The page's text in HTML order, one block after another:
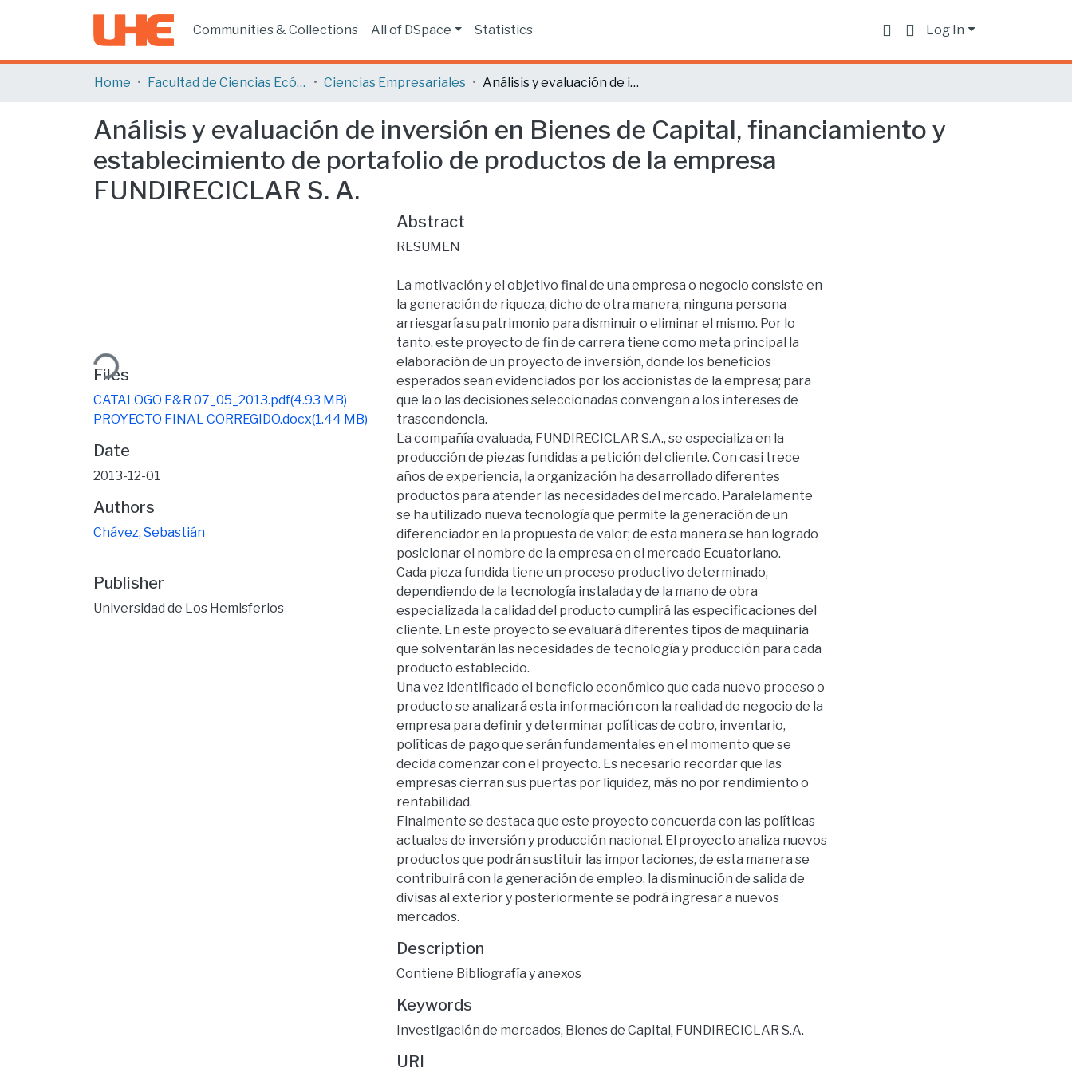
Communities & Collections All of DSpace Statistics Log In
Home Facultad de Ciencias Ecónomicas y Empresariales Ciencias Empresariales Análisis y evaluación de inversión en Bienes de Capital, financiamiento y establecimiento de portafolio de productos de la empresa FUNDIRECICLAR S. A.
Análisis y evaluación de inversión en Bienes de Capital, financiamiento y
establecimiento de portafolio de productos de la empresa
FUNDIRECICLAR S. A.
Loading...
Files
CATALOGO F&R 07_05_2013.pdf(4.93 MB)
PROYECTO FINAL CORREGIDO.docx(1.44 MB)
Date
2013-12-01
Authors
Chávez, Sebastián
Publisher
Universidad de Los Hemisferios
Abstract
RESUMEN
La motivación y el objetivo final de una empresa o negocio consiste en
la generación de riqueza, dicho de otra manera, ninguna persona
arriesgaría su patrimonio para disminuir o eliminar el mismo. Por lo
tanto, este proyecto de fin de carrera tiene como meta principal la
elaboración de un proyecto de inversión, donde los beneficios
esperados sean evidenciados por los accionistas de la empresa; para
que la o las decisiones seleccionadas convengan a los intereses de
trascendencia.
La compañía evaluada, FUNDIRECICLAR S.A., se especializa en la
producción de piezas fundidas a petición del cliente. Con casi trece
años de experiencia, la organización ha desarrollado diferentes
productos para atender las necesidades del mercado. Paralelamente
se ha utilizado nueva tecnología que permite la generación de un
diferenciador en la propuesta de valor; de esta manera se han logrado
posicionar el nombre de la empresa en el mercado Ecuatoriano.
Cada pieza fundida tiene un proceso productivo determinado,
dependiendo de la tecnología instalada y de la mano de obra
especializada la calidad del producto cumplirá las especificaciones del
cliente. En este proyecto se evaluará diferentes tipos de maquinaria
que solventarán las necesidades de tecnología y producción para cada
producto establecido.
Una vez identificado el beneficio económico que cada nuevo proceso o
producto se analizará esta información con la realidad de negocio de la
empresa para definir y determinar políticas de cobro, inventario,
políticas de pago que serán fundamentales en el momento que se
decida comenzar con el proyecto. Es necesario recordar que las
empresas cierran sus puertas por liquidez, más no por rendimiento o
rentabilidad.
Finalmente se destaca que este proyecto concuerda con las políticas
actuales de inversión y producción nacional. El proyecto analiza nuevos
productos que podrán sustituir las importaciones, de esta manera se
contribuirá con la generación de empleo, la disminución de salida de
divisas al exterior y posteriormente se podrá ingresar a nuevos
mercados.
Description
Contiene Bibliografía y anexos
Keywords
Investigación de mercados, Bienes de Capital, FUNDIRECICLAR S.A.
URI